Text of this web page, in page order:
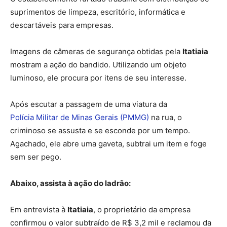
suprimentos de limpeza, escritório, informática e
descartáveis para empresas.
Imagens de câmeras de segurança obtidas pela Itatiaia
mostram a ação do bandido. Utilizando um objeto
luminoso, ele procura por itens de seu interesse.
Após escutar a passagem de uma viatura da
Polícia Militar de Minas Gerais (PMMG) na rua, o
criminoso se assusta e se esconde por um tempo.
Agachado, ele abre uma gaveta, subtrai um item e foge
sem ser pego.
Abaixo, assista à ação do ladrão:
Em entrevista à Itatiaia, o proprietário da empresa
confirmou o valor subtraído de R$ 3,2 mil e reclamou da